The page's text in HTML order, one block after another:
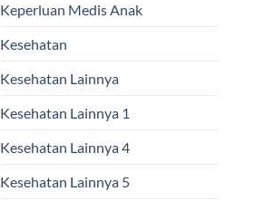
Keperluan Medis Anak
Kesehatan
Kesehatan Lainnya
Kesehatan Lainnya 1
Kesehatan Lainnya 4
Kesehatan Lainnya 5